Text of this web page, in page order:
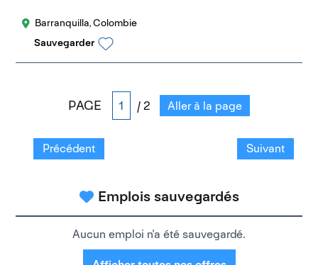
Barranquilla, Colombie
Sauvegarder
PAGE / 2 Aller à la page
Précédent Suivant
Emplois sauvegardés
Aucun emploi n'a été sauvegardé.